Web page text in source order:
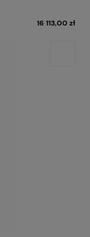
16 113,00 zł